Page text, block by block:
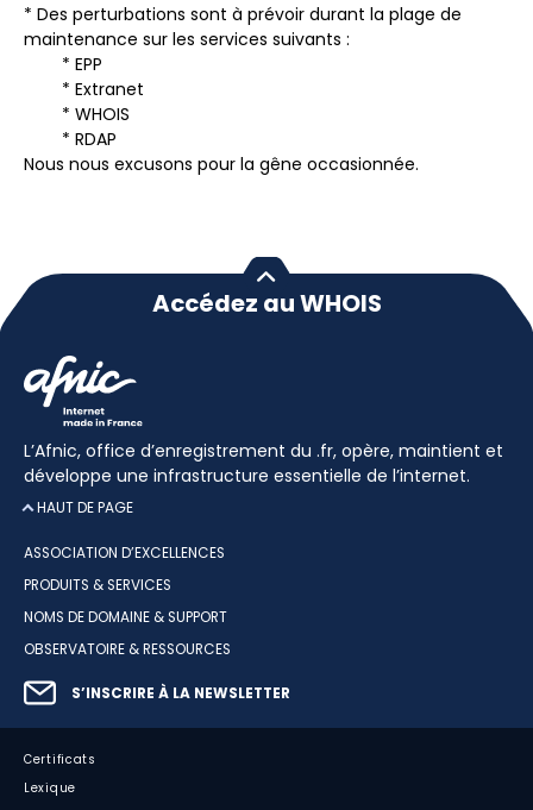
* Des perturbations sont à prévoir durant la plage de
maintenance sur les services suivants :
* EPP
* Extranet
* WHOIS
* RDAP
Nous nous excusons pour la gêne occasionnée.
Accédez au WHOIS
L’Afnic, office d’enregistrement du .fr, opère, maintient et
développe une infrastructure essentielle de l’internet.
HAUT DE PAGE
ASSOCIATION D’EXCELLENCES
PRODUITS & SERVICES
NOMS DE DOMAINE & SUPPORT
OBSERVATOIRE & RESSOURCES
S’INSCRIRE À LA NEWSLETTER
Certificats
Lexique